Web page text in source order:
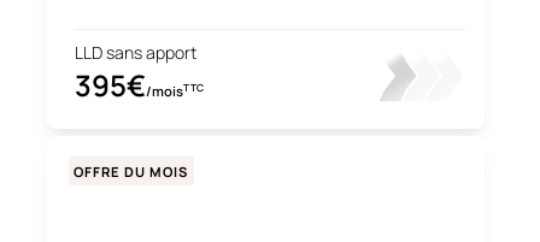
LLD sans apport
395€/moisTTC
OFFRE DU MOIS